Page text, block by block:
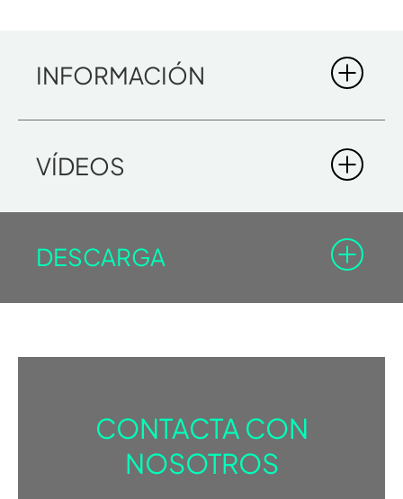
INFORMACIÓN
NUVOLA SMART
VÍDEOS
DESCARGA
Debe estar registrado en el Área Profesional para poder
Conectarse
Registrarse
CONTACTA CON
NOSOTROS